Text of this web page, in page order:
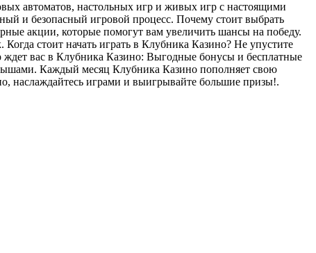
автоматов, настольных игр и живых игр с настоящими
и безопасный игровой процесс. Почему стоит выбрать
акции, которые помогут вам увеличить шансы на победу.
стоит начать играть в Клубника Казино? Не упустите
вас в Клубника Казино: Выгодные бонусы и бесплатные
Каждый месяц Клубника Казино пополняет свою
наслаждайтесь играми и выигрывайте большие призы!.